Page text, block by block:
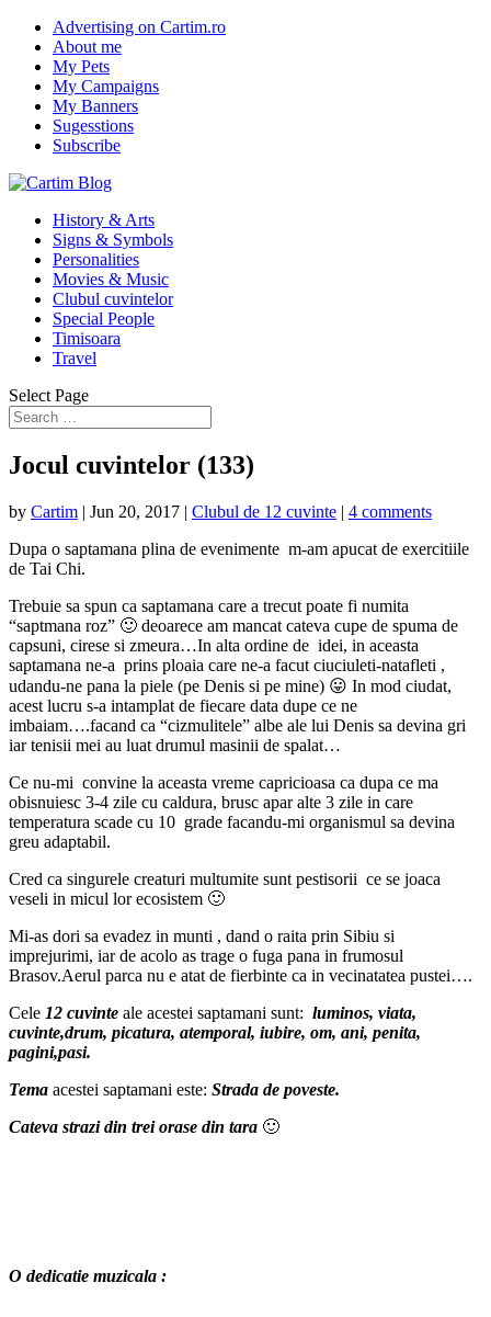
Advertising on Cartim.ro
About me
My Pets
My Campaigns
My Banners
Sugesstions
Subscribe
History & Arts
Signs & Symbols
Personalities
Movies & Music
Clubul cuvintelor
Special People
Timisoara
Travel
Select Page
Jocul cuvintelor (133)
by Cartim | Jun 20, 2017 | Clubul de 12 cuvinte | 4 comments
Dupa o saptamana plina de evenimente m-am apucat de exercitiile
de Tai Chi.
Trebuie sa spun ca saptamana care a trecut poate fi numita
“saptmana roz” 🙂 deoarece am mancat cateva cupe de spuma de
capsuni, cirese si zmeura…In alta ordine de idei, in aceasta
saptamana ne-a prins ploaia care ne-a facut ciuciuleti-natafleti ,
udandu-ne pana la piele (pe Denis si pe mine) 😛 In mod ciudat,
acest lucru s-a intamplat de fiecare data dupe ce ne
imbaiam….facand ca “cizmulitele” albe ale lui Denis sa devina gri
iar tenisii mei au luat drumul masinii de spalat…
Ce nu-mi convine la aceasta vreme capricioasa ca dupa ce ma
obisnuiesc 3-4 zile cu caldura, brusc apar alte 3 zile in care
temperatura scade cu 10 grade facandu-mi organismul sa devina
greu adaptabil.
Cred ca singurele creaturi multumite sunt pestisorii ce se joaca
veseli in micul lor ecosistem 🙂
Mi-as dori sa evadez in munti , dand o raita prin Sibiu si
imprejurimi, iar de acolo as trage o fuga pana in frumosul
Brasov.Aerul parca nu e atat de fierbinte ca in vecinatatea pustei….
Cele 12 cuvinte ale acestei saptamani sunt: luminos, viata,
cuvinte,drum, picatura, atemporal, iubire, om, ani, penita,
pagini,pasi.
Tema acestei saptamani este: Strada de poveste.
Cateva strazi din trei orase din tara 🙂
O dedicatie muzicala :